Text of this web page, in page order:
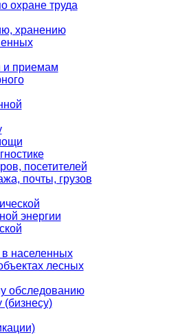
охране труда
хранению
и приемам
посетителей
почты, грузов
энергии
населенных
лесных
обследованию
(бизнесу)